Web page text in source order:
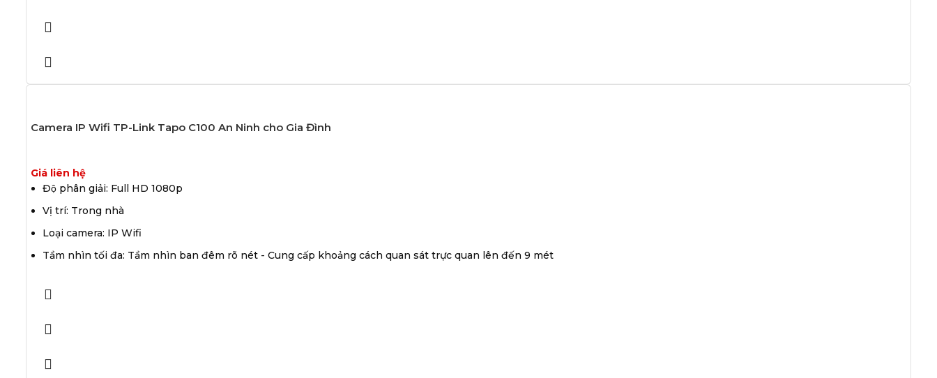
Camera IP Wifi TP-Link Tapo C100 An Ninh cho Gia Đình
Giá liên hệ
Độ phân giải: Full HD 1080p
Vị trí: Trong nhà
Loại camera: IP Wifi
Tầm nhìn tối đa: Tầm nhìn ban đêm rõ nét - Cung cấp khoảng cách quan sát trực quan lên đến 9 mét